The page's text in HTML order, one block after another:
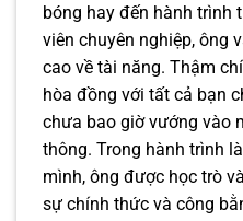
bóng hay đến hành trình
viên chuyên nghiệp, ông
cao về tài năng. Thậm
hòa đồng với tất cả bạn
chưa bao giờ vướng vào
thông. Trong hành trình
mình, ông được học trò
sự chính thức và công